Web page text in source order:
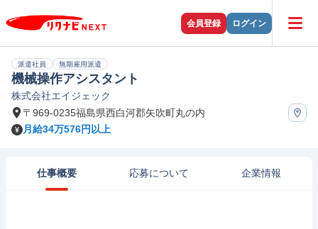
会員登録 ログイン
派遣社員 無期雇用派遣
機械操作アシスタント
株式会社エイジェック
〒969-0235福島県西白河郡矢吹町丸の内
月給34万576円以上
仕事概要 応募について 企業情報